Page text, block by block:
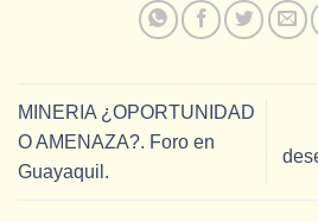
MINERIA ¿OPORTUNIDAD
O AMENAZA?. Foro en
Guayaquil.